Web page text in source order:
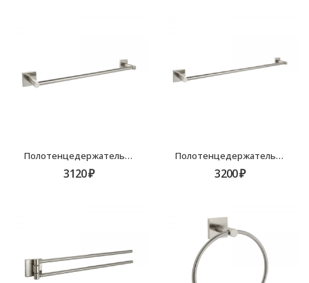
Полотенцедержатель трубчатый Fixsen Lux Satin, 45см, FX-16001
3120₽
Полотенцедержатель трубчатый 60см Fixsen Lux Satin, FX-16001A
3200₽